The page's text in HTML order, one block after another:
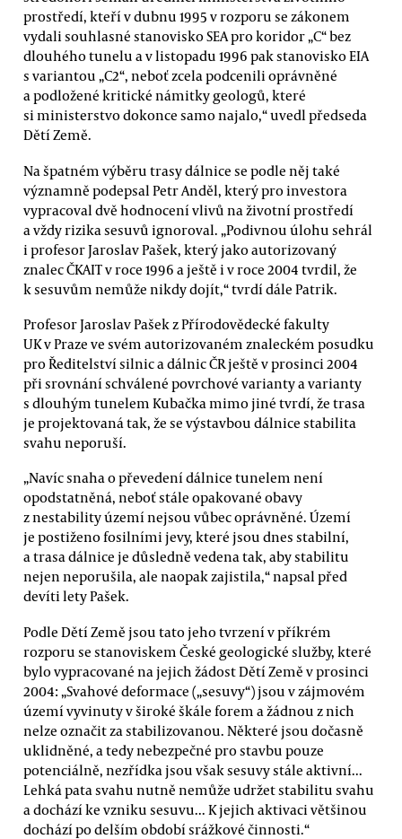
prostředí, kteří v dubnu 1995 v rozporu se zákonem
vydali souhlasné stanovisko SEA pro koridor „C“ bez
dlouhého tunelu a v listopadu 1996 pak stanovisko EIA
s variantou „C2“, neboť zcela podcenili oprávněné
a podložené kritické námitky geologů, které
si ministerstvo dokonce samo najalo,“ uvedl předseda
Dětí Země.
Na špatném výběru trasy dálnice se podle něj také
významně podepsal Petr Anděl, který pro investora
vypracoval dvě hodnocení vlivů na životní prostředí
a vždy rizika sesuvů ignoroval. „Podivnou úlohu sehrál
i profesor Jaroslav Pašek, který jako autorizovaný
znalec ČKAIT v roce 1996 a ještě i v roce 2004 tvrdil, že
k sesuvům nemůže nikdy dojít,“ tvrdí dále Patrik.
Profesor Jaroslav Pašek z Přírodovědecké fakulty
UK v Praze ve svém autorizovaném znaleckém posudku
pro Ředitelství silnic a dálnic ČR ještě v prosinci 2004
při srovnání schválené povrchové varianty a varianty
s dlouhým tunelem Kubačka mimo jiné tvrdí, že trasa
je projektovaná tak, že se výstavbou dálnice stabilita
svahu neporuší.
„Navíc snaha o převedení dálnice tunelem není
opodstatněná, neboť stále opakované obavy
z nestability území nejsou vůbec oprávněné. Území
je postiženo fosilními jevy, které jsou dnes stabilní,
a trasa dálnice je důsledně vedena tak, aby stabilitu
nejen neporušila, ale naopak zajistila,“ napsal před
devíti lety Pašek.
Podle Dětí Země jsou tato jeho tvrzení v příkrém
rozporu se stanoviskem České geologické služby, které
bylo vypracované na jejich žádost Dětí Země v prosinci
2004: „Svahové deformace („sesuvy“) jsou v zájmovém
území vyvinuty v široké škále forem a žádnou z nich
nelze označit za stabilizovanou. Některé jsou dočasně
uklidněné, a tedy nebezpečné pro stavbu pouze
potenciálně, nezřídka jsou však sesuvy stále aktivní...
Lehká pata svahu nutně nemůže udržet stabilitu svahu
a dochází ke vzniku sesuvu... K jejich aktivaci většinou
dochází po delším období srážkové činnosti.“